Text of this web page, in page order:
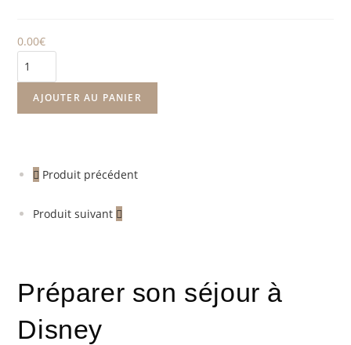
0.00€
AJOUTER AU PANIER
Produit précédent
Produit suivant
Préparer son séjour à
Disney